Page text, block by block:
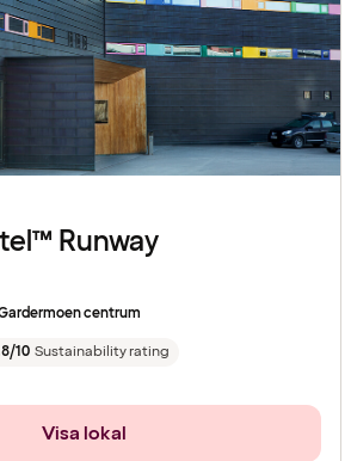
Runway
centrum
10 Sustainability rating
Visa lokal